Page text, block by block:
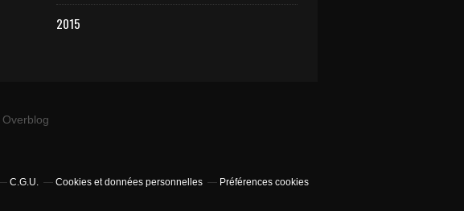
2015
Overblog
C.G.U. Cookies et données personnelles Préférences cookies